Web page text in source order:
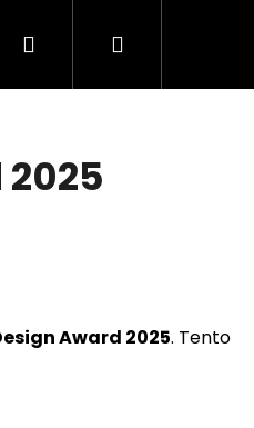
FAQ Kontakty
PrihlásenieNákupný
Award 2025. Tento